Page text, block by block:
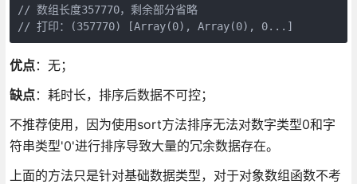
// 数组长度357770，剩余部分省略
// 打印：(357770) [Array(0), Array(0), 0...]
优点：无；
缺点：耗时长，排序后数据不可控；
不推荐使用，因为使用sort方法排序无法对数字类型0和字
符串类型'0'进行排序导致大量的冗余数据存在。
上面的方法只是针对基础数据类型，对于对象数组函数不考